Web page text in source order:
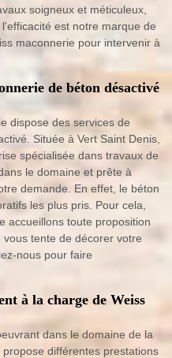
soigneux et méticuleux,
est notre marque de
maconnerie pour intervenir à
de béton désactivé
dispose des services de
Située à Vert Saint Denis,
spécialisée dans travaux de
le domaine et prête à
demande. En effet, le béton
les plus pris. Pour cela,
accueillons toute proposition
tente de décorer votre
nous pour faire
à la charge de Weiss
dans le domaine de la
différentes prestations